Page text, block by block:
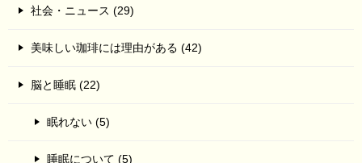
社会・ニュース (29)
美味しい珈琲には理由がある (42)
脳と睡眠 (22)
眠れない (5)
睡眠について (5)